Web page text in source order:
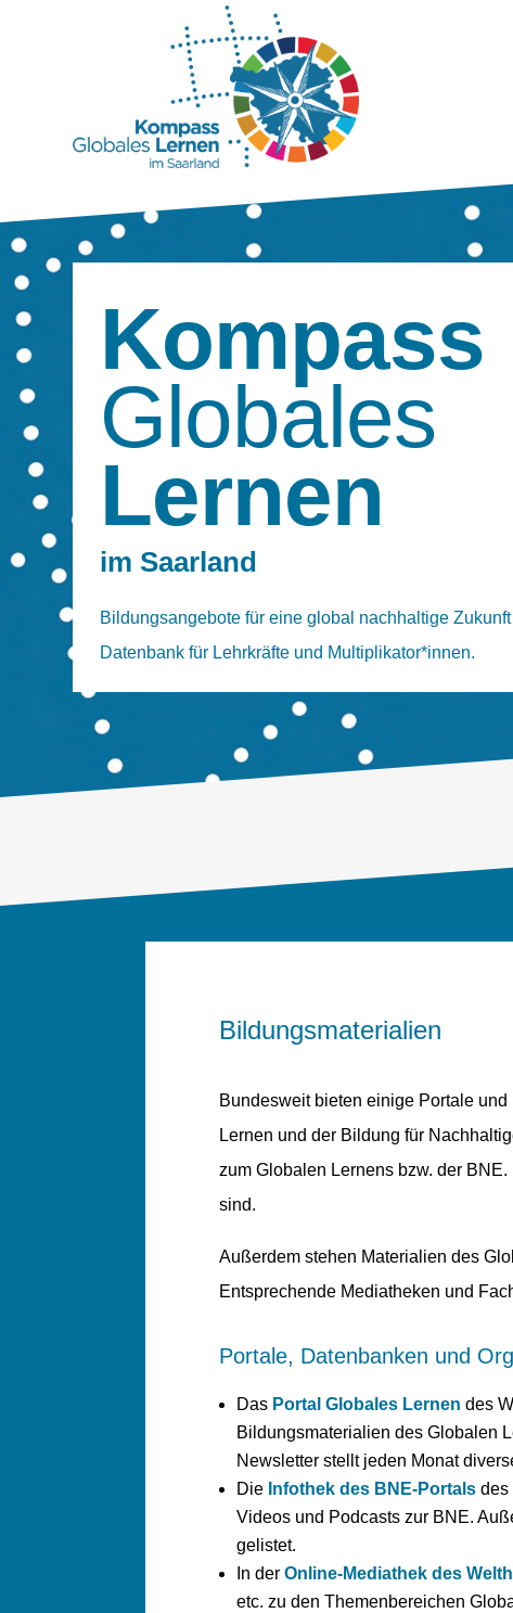
Kompass
Globales
Lernen
im Saarland
Bildungsangebote für eine global nachhaltige
Datenbank für Lehrkräfte und Multiplikator*innen.
Bildungsmaterialien
Bundesweit bieten einige Portale
Lernen und der Bildung für
zum Globalen Lernens bzw. der
sind.
Außerdem stehen Materialien des
Entsprechende Mediatheken und
Portale, Datenbanken und
Das Portal Globales Lernen des
Bildungsmaterialien des Globalen
Newsletter stellt jeden Monat
Die Infothek des BNE-Portalsdes
Videos und Podcasts zur BNE.
gelistet.
In der Online-Mediathek des
etc. zu den Themenbereichen